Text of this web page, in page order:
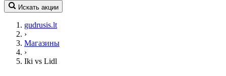
LT EN
Искать акции
gudrusis.lt
›
Магазины
›
Iki vs Lidl